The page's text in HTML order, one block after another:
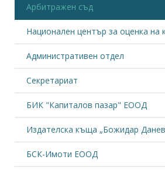
Арбитражен съд
Национален център за оценка на
Административен отдел
Секретариат
БИК "Капиталов пазар" ЕООД
Издателска къща „Божидар
БСК-Имоти ЕООД